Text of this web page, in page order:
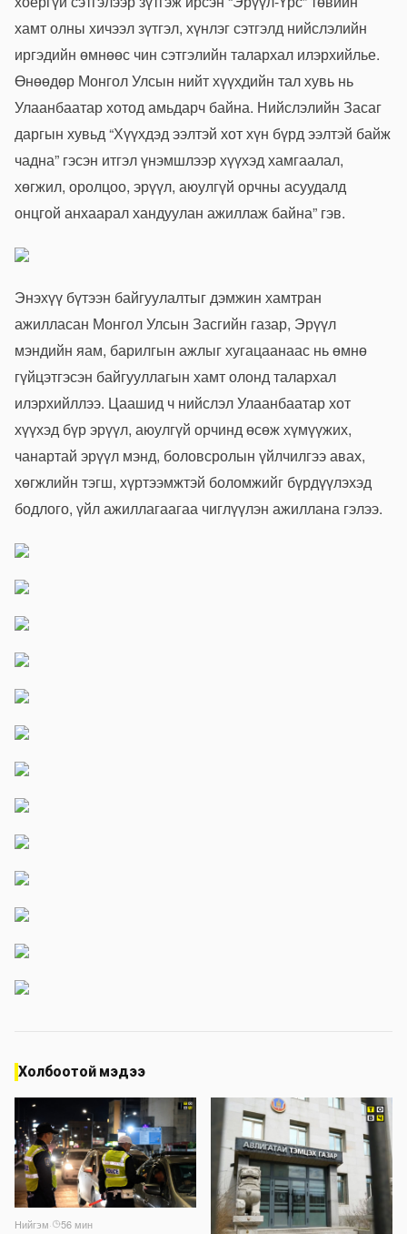
хамт олны хичээл зүтгэл, хүнлэг сэтгэлд нийслэлийн
иргэдийн өмнөөс чин сэтгэлийн талархал илэрхийлье.
Өнөөдөр Монгол Улсын нийт хүүхдийн тал хувь нь
Улаанбаатар хотод амьдарч байна. Нийслэлийн Засаг
даргын хувьд “Хүүхдэд ээлтэй хот хүн бүрд ээлтэй байж
чадна” гэсэн итгэл үнэмшлээр хүүхэд хамгаалал,
хөгжил, оролцоо, эрүүл, аюулгүй орчны асуудалд
онцгой анхаарал хандуулан ажиллаж байна” гэв.
Энэхүү бүтээн байгуулалтыг дэмжин хамтран
ажилласан Монгол Улсын Засгийн газар, Эрүүл
мэндийн яам, барилгын ажлыг хугацаанаас нь өмнө
гүйцэтгэсэн байгууллагын хамт олонд талархал
илэрхийллээ. Цаашид ч нийслэл Улаанбаатар хот
хүүхэд бүр эрүүл, аюулгүй орчинд өсөж хүмүүжих,
чанартай эрүүл мэнд, боловсролын үйлчилгээ авах,
хөгжлийн тэгш, хүртээмжтэй боломжийг бүрдүүлэхэд
бодлого, үйл ажиллагаагаа чиглүүлэн ажиллана гэлээ.
Холбоотой мэдээ
Нийгэм·
56 мин